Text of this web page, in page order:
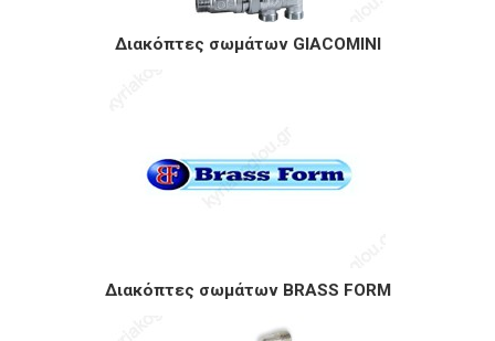
Διακόπτες σωμάτων GIACOMINI
Διακόπτες σωμάτων BRASS FORM